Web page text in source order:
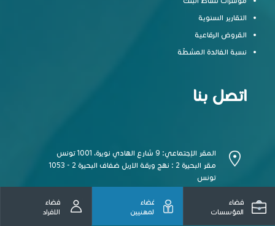
فضاء
الافراد
فضاء
المهنيين
فضاء
المؤسسات
التقارير السنوية
القروض الرقاعية
نسبة الفائدة المشطّة
اتصل بنا
المقر الإجتماعي: 9 شارع الهادي نويرة، 1001 تونس
مقر البحيرة 2 : نهج ورقة الاربل ضفاف البحيرة 2 - 1053
تونس
الرقم الأخضر: 47 03 10 80